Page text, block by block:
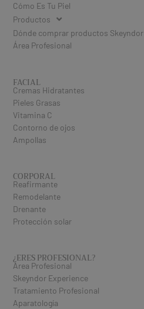
Cómo Es Tu Piel
Productos
Dónde comprar productos Skeyndor
Área Profesional
FACIAL
Cremas Hidratantes
Pieles Grasas
Vitamina C
Contorno de ojos
Ampollas
CORPORAL
Reafirmante
Remodelante
Drenante
Protección solar
¿ERES PROFESIONAL​?
Área Profesional
Skeyndor Experience
Tratamiento Profesional
Aparatología